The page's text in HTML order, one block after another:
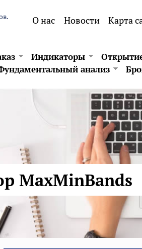
О нас Новости Карта
Индикаторы
анализ
MaxMinBands